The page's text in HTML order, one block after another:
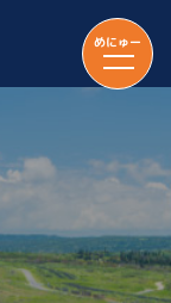
めにゅー